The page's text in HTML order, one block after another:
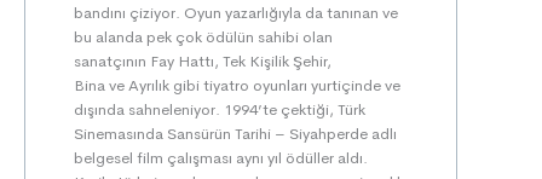
bandını çiziyor. Oyun yazarlığıyla da tanınan ve
bu alanda pek çok ödülün sahibi olan
sanatçının Fay Hattı, Tek Kişilik Şehir,
Bina ve Ayrılık gibi tiyatro oyunları yurtiçinde ve
dışında sahneleniyor. 1994’te çektiği, Türk
Sinemasında Sansürün Tarihi – Siyahperde adlı
belgesel film çalışması aynı yıl ödüller aldı.